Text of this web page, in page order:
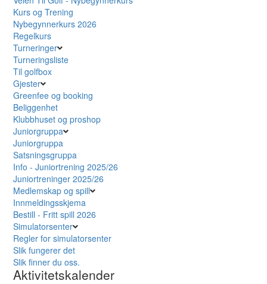
Kurs og Trening
Nybegynnerkurs 2026
Regelkurs
Turneringer
Turneringsliste
Til golfbox
Gjester
Greenfee og booking
Beliggenhet
Klubbhuset og proshop
Juniorgruppa
Juniorgruppa
Satsningsgruppa
Info - Juniortrening 2025/26
Juniortreninger 2025/26
Medlemskap og spill
Innmeldingsskjema
Bestill - Fritt spill 2026
Simulatorsenter
Regler for simulatorsenter
Slik fungerer det
Slik finner du oss.
Aktivitetskalender